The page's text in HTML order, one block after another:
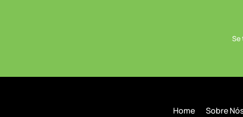
Se
Home Sobre